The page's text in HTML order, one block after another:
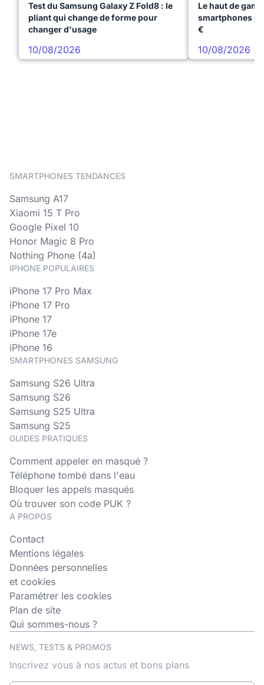
Test du Samsung Galaxy Z Fold8 : le
pliant qui change de forme pour
changer d'usage
10/08/2026
Le haut de
smartphones
€
10/08/2026
SMARTPHONES TENDANCES
Samsung A17
Xiaomi 15 T Pro
Google Pixel 10
Honor Magic 8 Pro
Nothing Phone (4a)
IPHONE POPULAIRES
iPhone 17 Pro Max
iPhone 17 Pro
iPhone 17
iPhone 17e
iPhone 16
SMARTPHONES SAMSUNG
Samsung S26 Ultra
Samsung S26
Samsung S25 Ultra
Samsung S25
GUIDES PRATIQUES
Comment appeler en masqué ?
Téléphone tombé dans l'eau
Bloquer les appels masqués
Où trouver son code PUK ?
A PROPOS
Contact
Mentions légales
Données personnelles
et cookies
Paramétrer les cookies
Plan de site
Qui sommes-nous ?
NEWS, TESTS & PROMOS
Inscrivez vous à nos actus et bons plans